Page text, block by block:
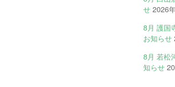
せ2026
8月 護国
お知らせ
8月 若松
知らせ